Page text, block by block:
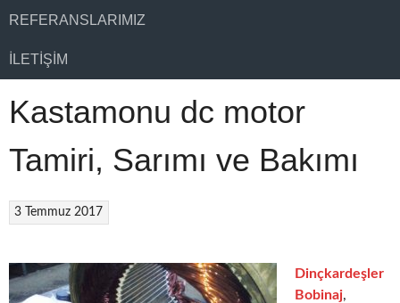
REFERANSLARIMIZ
İLETIŞIM
Kastamonu dc motor
Tamiri, Sarımı ve Bakımı
3 Temmuz 2017
Dinçkardeşler
Bobinaj,